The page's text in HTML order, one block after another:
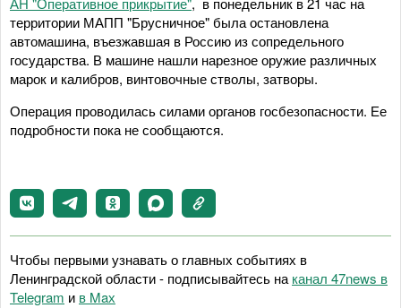
территории МАПП "Брусничное" была остановлена
автомашина, въезжавшая в Россию из сопредельного
государства. В машине нашли нарезное оружие различных
марок и калибров, винтовочные стволы, затворы.
Операция проводилась силами органов госбезопасности. Ее
подробности пока не сообщаются.
Чтобы первыми узнавать о главных событиях в
Ленинградской области - подписывайтесь на канал 47news в
Telegram и в Maх